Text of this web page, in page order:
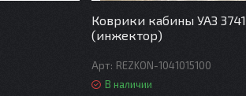
Коврики кабины УАЗ 3741
(инжектор)
REZKON-1041015100
В наличии